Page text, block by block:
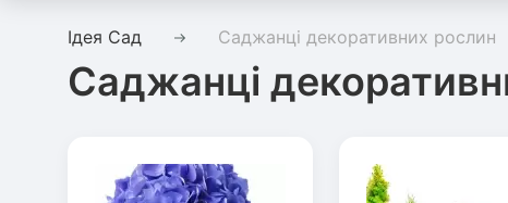
Ідея Сад Саджанці декоративних рослин
Саджанці